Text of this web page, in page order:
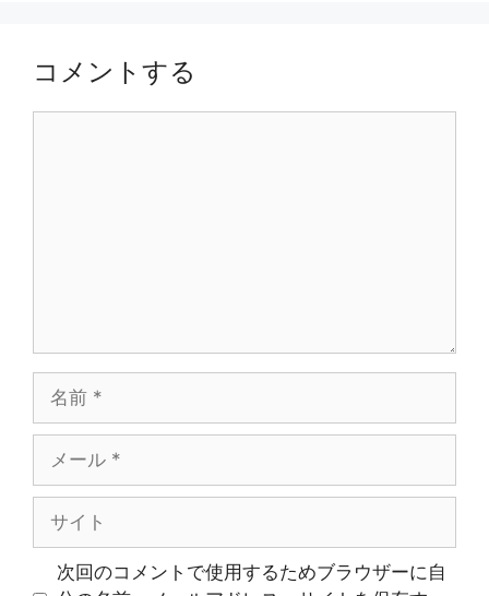
コメントする
ル
次回のコメントで使用するためブラウザーに自